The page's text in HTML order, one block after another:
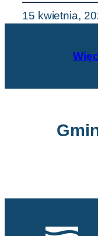
15 kwietnia,